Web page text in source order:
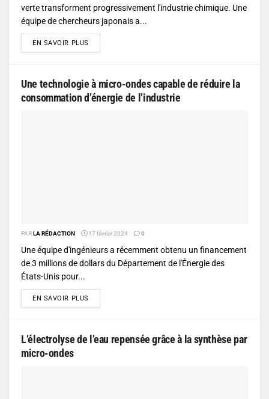
verte transforment progressivement l'industrie chimique. Une
équipe de chercheurs japonais a...
EN SAVOIR PLUS
Une technologie à micro-ondes capable de réduire la
consommation d’énergie de l’industrie
PARLA RÉDACTION 17 février 2024 0
Une équipe d'ingénieurs a récemment obtenu un financement
de 3 millions de dollars du Département de l'Énergie des
États-Unis pour...
EN SAVOIR PLUS
L’électrolyse de l’eau repensée grâce à la synthèse par
micro-ondes